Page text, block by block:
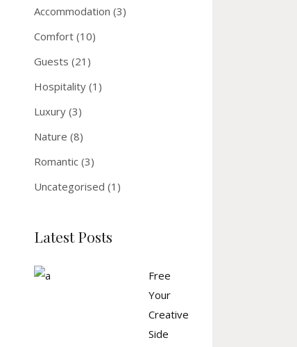
Accommodation (3)
Comfort(10)
Guests (21)
Hospitality(1)
Luxury(3)
Nature (8)
Romantic(3)
Uncategorised (1)
Latest Posts
Free
Your
Creative
Side